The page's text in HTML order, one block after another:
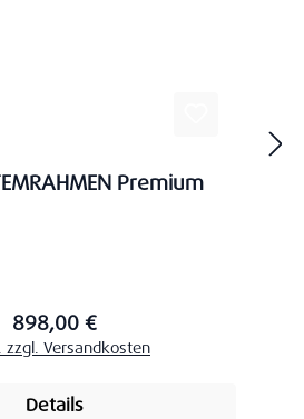
Premium
898,00 €
Versandkosten
Details